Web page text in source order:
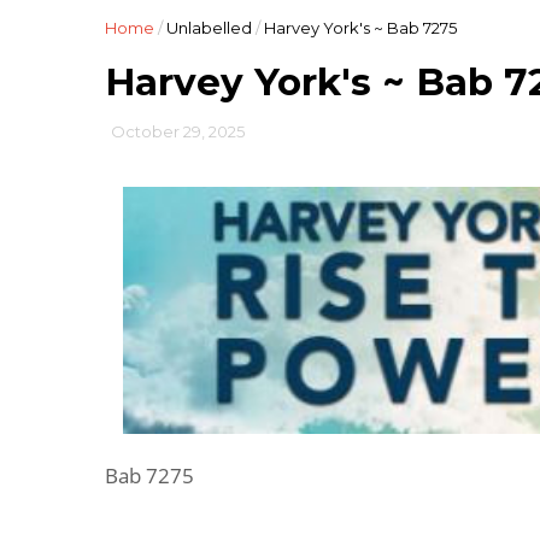
Home /Unlabelled / Harvey York's ~ Bab 7275
Harvey York's ~ Bab
October 29, 2025
Bab 7275